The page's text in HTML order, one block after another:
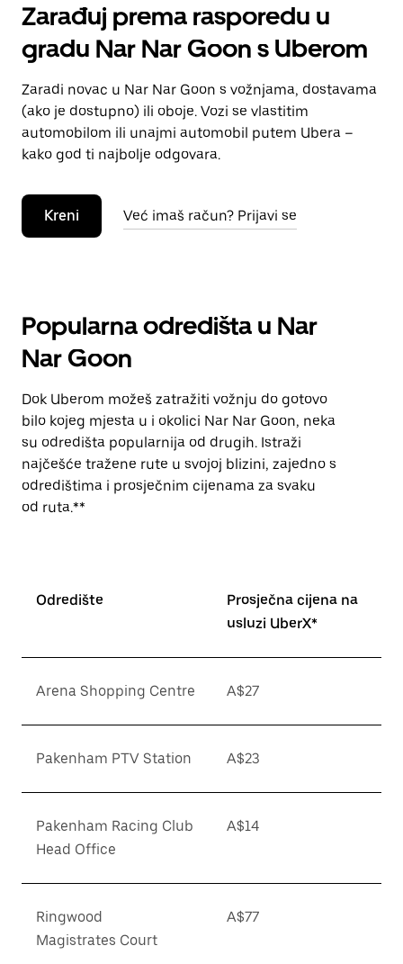
Zarađuj prema rasporedu u
gradu Nar Nar Goon s Uberom
Zaradi novac u Nar Nar Goon s vožnjama, dostavama
(ako je dostupno) ili oboje. Vozi se vlastitim
automobilom ili unajmi automobil putem Ubera –
kako god ti najbolje odgovara.
Kreni Već imaš račun? Prijavi se
Popularna odredišta u Nar
Nar Goon
Dok Uberom možeš zatražiti vožnju do gotovo
bilo kojeg mjesta u i okolici Nar Nar Goon, neka
su odredišta popularnija od drugih. Istraži
najčešće tražene rute u svojoj blizini, zajedno s
odredištima i prosječnim cijenama za svaku
od ruta.**
Odredište
Prosječna cijena na
usluzi UberX*
Arena Shopping Centre A$27
Pakenham PTV Station A$23
Pakenham Racing Club
Head Office
A$14
Ringwood
Magistrates Court
A$77